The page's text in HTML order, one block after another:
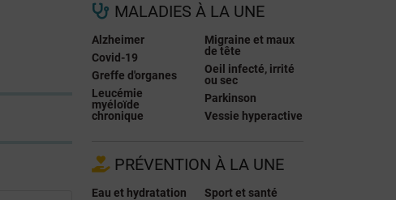
MALADIES À LA UNE
Alzheimer
Covid-19
Greffe d'organes
Leucémie
myéloïde
chronique
Migraine et maux
de tête
Oeil infecté, irrité
ou sec
Parkinson
Vessie hyperactive
PRÉVENTION À LA UNE
Eau et hydratation
Sport et santé